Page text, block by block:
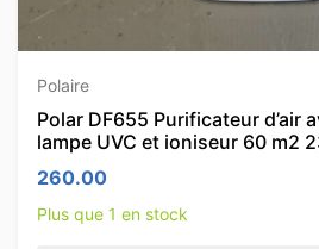
Polaire
Polar DF655 Purificateur d’air
lampe UVC et ioniseur 60 m2
260.00
Plus que 1 en stock